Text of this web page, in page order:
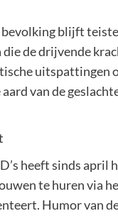
blijft
de drijvende
uitspattingen
van de
heeft sinds april
te huren via
Humor van